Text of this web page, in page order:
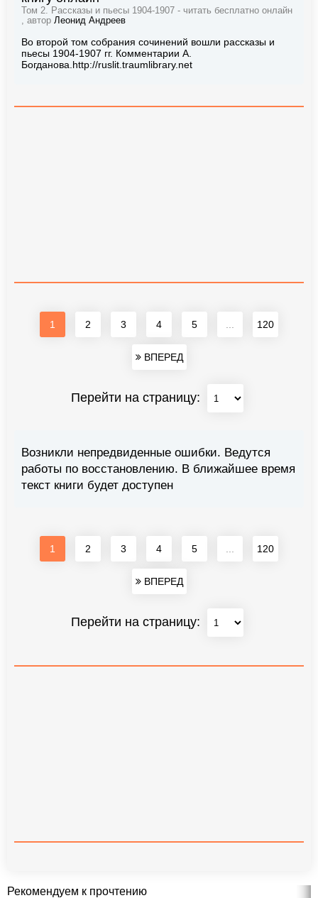
Том 2. Рассказы и пьесы 1904-1907 - читать бесплатно онлайн
, автор Леонид Андреев
Во второй том собрания сочинений вошли рассказы и
пьесы 1904-1907 гг. Комментарии А.
Богданова.http://ruslit.traumlibrary.net
1 2 3 4 5 120
ВПЕРЕД
Перейти на страницу:
Возникли непредвиденные ошибки. Ведутся
работы по восстановлению. В ближайшее время
текст книги будет доступен
1 2 3 4 5 120
ВПЕРЕД
Перейти на страницу:
Рекомендуем к прочтению